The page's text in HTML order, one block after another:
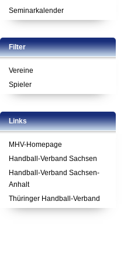
Seminarkalender
Filter
Vereine
Spieler
Links
MHV-Homepage
Handball-Verband Sachsen
Handball-Verband Sachsen-
Anhalt
Thüringer Handball-Verband